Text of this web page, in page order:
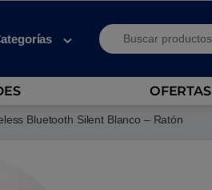
Search for:
OFERTAS
Bluetooth Silent Blanco – Ratón